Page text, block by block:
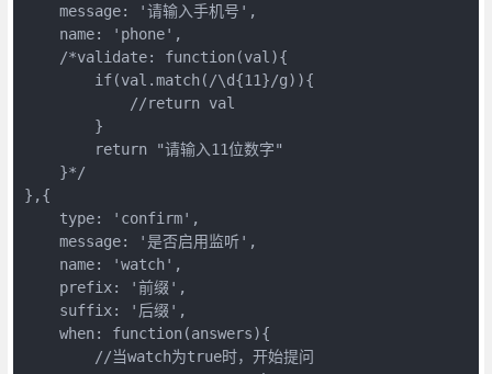
    message: '请输入手机号',
    name: 'phone',
    /*validate: function(val){
        if(val.match(/\d{11}/g)){
            //return val
        }
        return "请输入11位数字"
    }*/
},{
    type: 'confirm',
    message: '是否启用监听',
    name: 'watch',
    prefix: '前缀',
    suffix: '后缀',
    when: function(answers){
        //当watch为true时，开始提问